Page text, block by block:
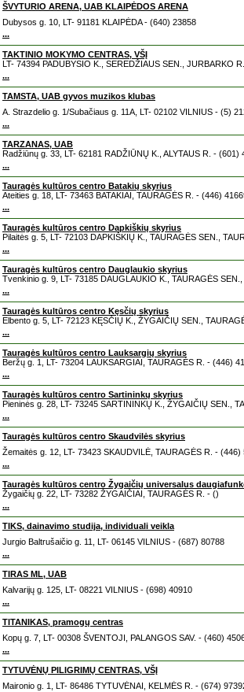
ŠVYTURIO ARENA, UAB KLAIPĖDOS ARENA
Dubysos g. 10, LT- 91181 KLAIPĖDA - (640) 23858
...
TAKTINIO MOKYMO CENTRAS, VŠĮ
LT- 74394 PADUBYSIO K., SEREDŽIAUS SEN., JURBARKO
...
TAMSTA, UAB gyvos muzikos klubas
A. Strazdelio g. 1/Subačiaus g. 11A, LT- 02102 VILNIUS - (5)
...
TARZANAS, UAB
Radžiūnų g. 33, LT- 62181 RADŽIŪNŲ K., ALYTAUS R. - (601)
...
Tauragės kultūros centro Batakių skyrius
Ateities g. 18, LT- 73463 BATAKIAI, TAURAGĖS R. - (446)
...
Tauragės kultūros centro Dapkiškių skyrius
Pilaitės g. 5, LT- 72103 DAPKIŠKIŲ K., TAURAGĖS SEN.,
...
Tauragės kultūros centro Dauglaukio skyrius
Tvenkinio g. 9, LT- 73185 DAUGLAUKIO K., TAURAGĖS
...
Tauragės kultūros centro Kęsčių skyrius
Elbento g. 5, LT- 72123 KĘSČIŲ K., ŽYGAIČIŲ SEN.,
...
Tauragės kultūros centro Lauksargių skyrius
Beržų g. 1, LT- 73204 LAUKSARGIAI, TAURAGĖS R. - (446)
...
Tauragės kultūros centro Sartininkų skyrius
Pieninės g. 28, LT- 73245 SARTININKŲ K., ŽYGAIČIŲ SEN.,
...
Tauragės kultūros centro Skaudvilės skyrius
Žemaitės g. 12, LT- 73423 SKAUDVILĖ, TAURAGĖS R. - (446)
...
Tauragės kultūros centro Žygaičių universalus
Žygaičių g. 22, LT- 73282 ŽYGAIČIAI, TAURAGĖS R. - ()
...
TIKS, dainavimo studija, individuali veikla
Jurgio Baltrušaičio g. 11, LT- 06145 VILNIUS - (687) 80788
...
TIRAS ML, UAB
Kalvarijų g. 125, LT- 08221 VILNIUS - (698) 40910
...
TITANIKAS, pramogų centras
Kopų g. 7, LT- 00308 ŠVENTOJI, PALANGOS SAV. - (460)
...
TYTUVĖNŲ PILIGRIMŲ CENTRAS, VŠĮ
Maironio g. 1, LT- 86486 TYTUVĖNAI, KELMĖS R. - (674)